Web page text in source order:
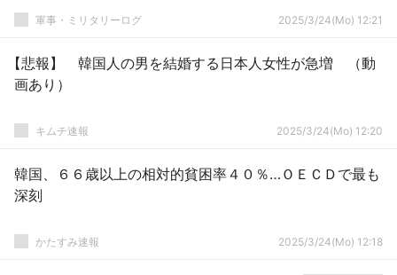
軍事・ミリタリーログ 2025/3/24(Mo) 12:21
【悲報】 韓国人の男を結婚する日本人女性が急増 （動
画あり）
キムチ速報 2025/3/24(Mo) 12:20
韓国、６６歳以上の相対的貧困率４０％…ＯＥＣＤで最も
深刻
かたすみ速報 2025/3/24(Mo) 12:18